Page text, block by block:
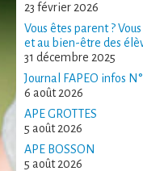
23 février 2026
Vous êtes parent ?
et au bien-être des
31 décembre 2025
Journal FAPEO infos
6 août 2026
APE GROTTES
5 août 2026
APE BOSSON
5 août 2026